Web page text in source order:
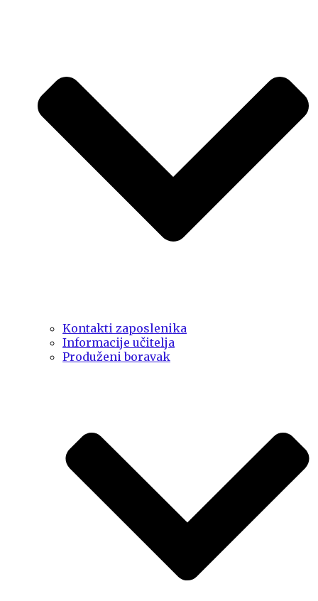
Kontakti zaposlenika
Informacije učitelja
Produženi boravak